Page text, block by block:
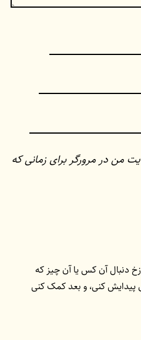
من در مرورگر برای زمانی که
دنبال آن کس یا آن چیز که
پیدایش کنی، و بعد کمک کنی